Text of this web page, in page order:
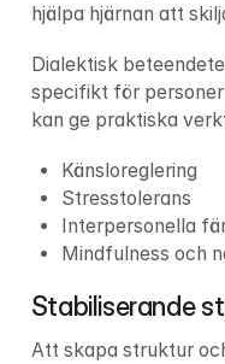
hjälpa hjärnan att
Dialektisk
specifikt för
kan ge praktiska
Känsloreglering
Stresstolerans
Interpersonella
Mindfulness och
Stabiliserande
Att skapa struktur